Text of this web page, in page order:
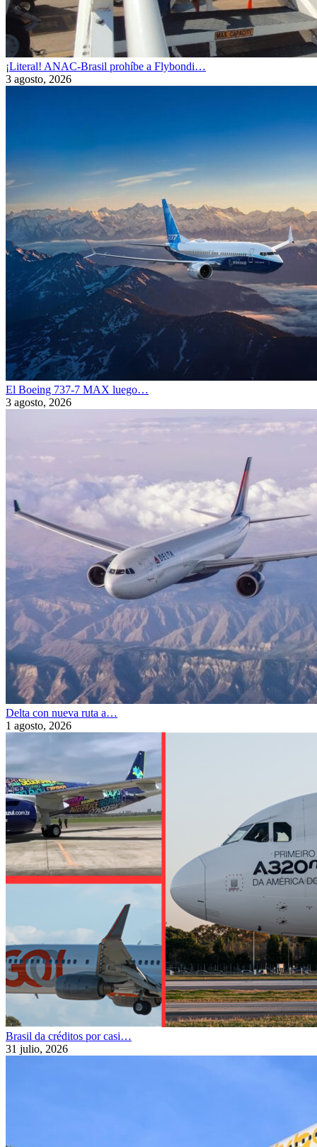
¡Literal! ANAC-Brasil prohíbe a Flybondi…
3 agosto, 2026
El Boeing 737-7 MAX luego…
3 agosto, 2026
Delta con nueva ruta a…
1 agosto, 2026
Brasil da créditos por casi…
31 julio, 2026